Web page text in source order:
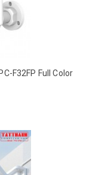
4G giúp bắt sóng tốt
F32FP Full Color